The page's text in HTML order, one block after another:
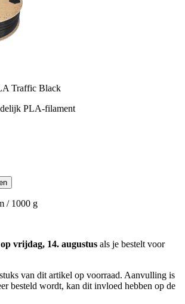
Traffic Black
PLA-filament
/ 1000 g
vrijdag, 14. augustus als je bestelt voor
van dit artikel op voorraad. Aanvulling is
besteld wordt, kan dit invloed hebben op de